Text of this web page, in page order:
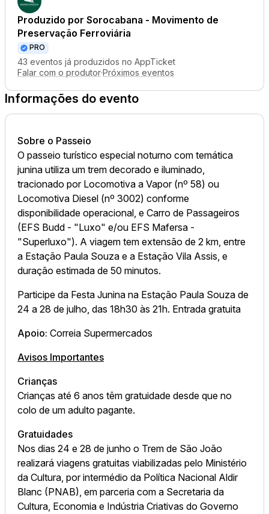
Produzido por Sorocabana - Movimento de
Preservação Ferroviária
PRO
43 eventos já produzidos no AppTicket
Falar com o produtor·Próximos eventos
Informações do evento
Sobre o Passeio
O passeio turístico especial noturno com temática
junina utiliza um trem decorado e iluminado,
tracionado por Locomotiva a Vapor (nº 58) ou
Locomotiva Diesel (nº 3002) conforme
disponibilidade operacional, e Carro de Passageiros
(EFS Budd - "Luxo" e/ou EFS Mafersa -
"Superluxo"). A viagem tem extensão de 2 km, entre
a Estação Paula Souza e a Estação Vila Assis, e
duração estimada de 50 minutos.
Participe da Festa Junina na Estação Paula Souza de
24 a 28 de julho, das 18h30 às 21h. Entrada gratuita
Apoio: Correia Supermercados
Avisos Importantes
Crianças
Crianças até 6 anos têm gratuidade desde que no
colo de um adulto pagante.
Gratuidades
Nos dias 24 e 28 de junho o Trem de São João
realizará viagens gratuitas viabilizadas pelo Ministério
da Cultura, por intermédio da Política Nacional Aldir
Blanc (PNAB), em parceria com a Secretaria da
Cultura, Economia e Indústria Criativas do Governo